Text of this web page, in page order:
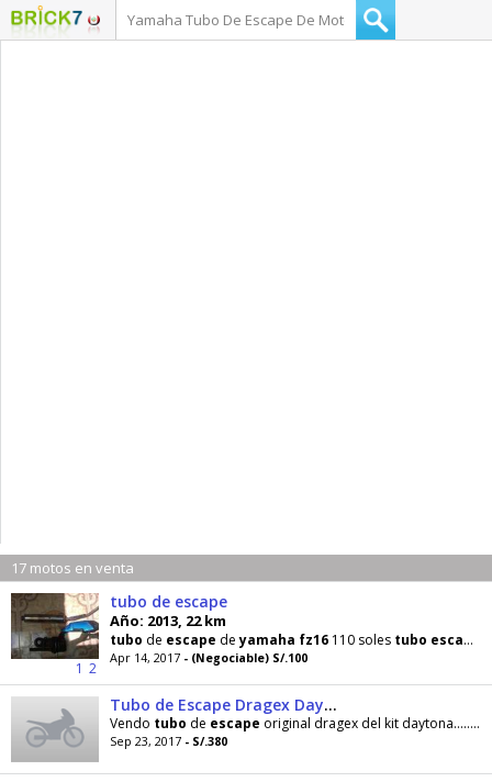
17 motos en venta
1 2
tubo de escape
Año: 2013, 22 km
tubo de escape deyamaha fz16 110 soles tubo escape
Apr 14, 2017 - (Negociable) S/.100
Tubo de Escape Dragex Daytona Originales
Vendo tubo de escape original dragex del kit daytona...... especial para
Sep 23, 2017 - S/.380